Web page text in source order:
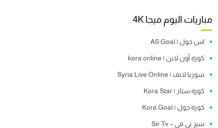
مباريات اليوم ميجا 4K
اس جول | AS Goal
كورة أون لاين | kora online
سوريا لايف | Syria Live Online
كورة ستار | Kora Star
كورة جول | Kora Goal
سير تي في – Sir Tv